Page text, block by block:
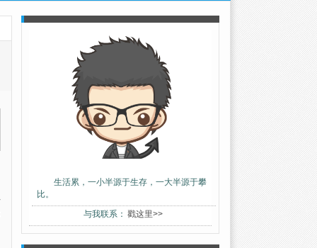
生活累，一小半源于生存，一大半源于攀
比。
与我联系： 戳这里>>